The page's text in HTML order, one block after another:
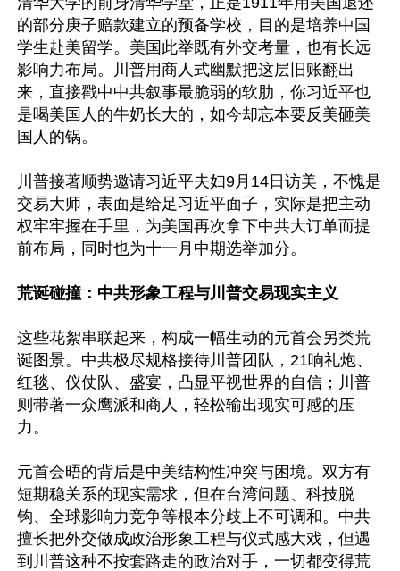
的部分庚子赔款建立的预备学校，目的是培养中国
学生赴美留学。美国此举既有外交考量，也有长远
影响力布局。川普用商人式幽默把这层旧账翻出
来，直接戳中中共叙事最脆弱的软肋，你习近平也
是喝美国人的牛奶长大的，如今却忘本要反美砸美
国人的锅。
川普接著顺势邀请习近平夫妇9月14日访美，不愧是
交易大师，表面是给足习近平面子，实际是把主动
权牢牢握在手里，为美国再次拿下中共大订单而提
前布局，同时也为十一月中期选举加分。
荒诞碰撞：中共形象工程与川普交易现实主义
这些花絮串联起来，构成一幅生动的元首会另类荒
诞图景。中共极尽规格接待川普团队，21响礼炮、
红毯、仪仗队、盛宴，凸显平视世界的自信；川普
则带著一众鹰派和商人，轻松输出现实可感的压
力。
元首会晤的背后是中美结构性冲突与困境。双方有
短期稳关系的现实需求，但在台湾问题、科技脱
钩、全球影响力竞争等根本分歧上不可调和。中共
擅长把外交做成政治形象工程与仪式感大戏，但遇
到川普这种不按套路走的政治对手，一切都变得荒